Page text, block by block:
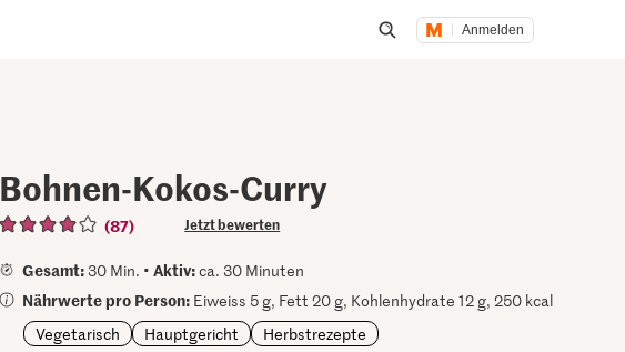
Anmelden
Bohnen-Kokos-Curry
(87) Jetzt bewerten
Gesamt: 30 Min. •Aktiv:ca. 30 Minuten
Nährwerte pro Person: Eiweiss 5 g, Fett 20 g, Kohlenhydrate 12 g, 250 kcal
Vegetarisch
Hauptgericht Herbstrezepte